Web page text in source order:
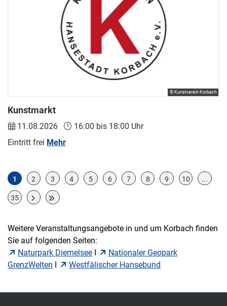
Kunstmarkt
11.08.2026
16:00 bis 18:00 Uhr
Eintritt frei Mehr
© Kunstverein Korbach
1 2 3 4 5 6 7 8 9 10 ...
35
Weitere Veranstaltungsangebote in und um Korbach finden
Sie auf folgenden Seiten:
Naturpark Diemelsee I
Nationaler Geopark
GrenzWelten I Westfälischer Hansebund